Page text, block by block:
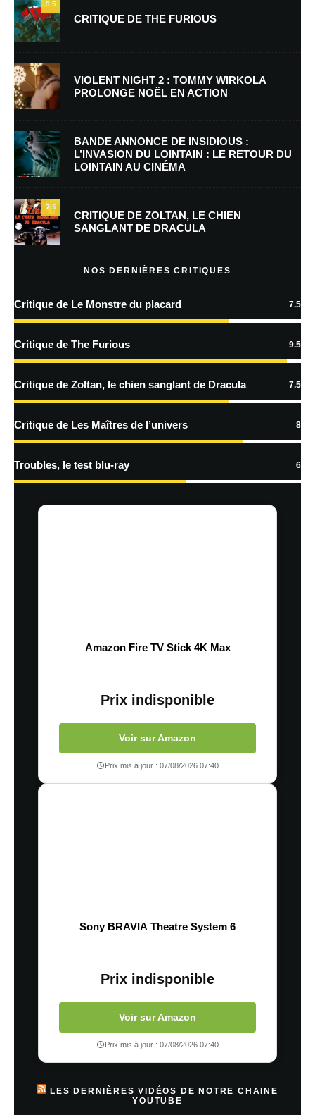
Nom*
E-mail
Enregistrer mon nom, mon e-mail et mon site dans le navigateur pour
mon prochain commentaire.
Prévenez-moi de tous les nouveaux commentaires par e-mail.
Prévenez-moi de tous les nouveaux articles par e-mail.
En savoir
traitées
9.5
CRITIQUE DE THE FURIOUS
VIOLENT NIGHT 2 : TOMMY WIRKOLA
PROLONGE NOËL EN ACTION
BANDE ANNONCE DE INSIDIOUS :
L’INVASION DU LOINTAIN : LE RETOUR DU
LOINTAIN AU CINÉMA
7.5
CRITIQUE DE ZOLTAN, LE CHIEN
SANGLANT DE DRACULA
NOS DERNIÈRES CRITIQUES
Critique de Le Monstre du placard 7.5
Critique de The Furious 9.5
Critique de Zoltan, le chien sanglant de Dracula 7.5
Critique de Les Maîtres de l’univers 8
Troubles, le test blu-ray 6
Amazon Fire TV Stick 4K Max
Prix indisponible
Voir sur Amazon
Prix mis à jour : 07/08/2026 07:40
Sony BRAVIA Theatre System 6
Prix indisponible
Voir sur Amazon
Prix mis à jour : 07/08/2026 07:40
LES DERNIÈRES VIDÉOS DE NOTRE CHAINE
YOUTUBE